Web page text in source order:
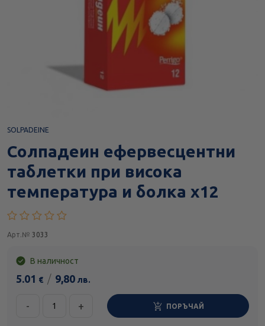
SOLPADEINE
Солпадеин ефервесцентни
таблетки при висока
температура и болка х12
Арт.№ 3033
В наличност
5.01 € / 9,80 лв.
- + ПОРЪЧАЙ